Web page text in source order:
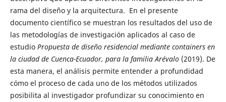
rama del diseño y la arquitectura. En el presente
documento científico se muestran los resultados del uso de
las metodologías de investigación aplicados al caso de
estudio Propuesta de diseño residencial mediante containers en
la ciudad de Cuenca-Ecuador, para la familia Arévalo (2019). De
esta manera, el análisis permite entender a profundidad
cómo el proceso de cada uno de los métodos utilizados
posibilita al investigador profundizar su conocimiento en